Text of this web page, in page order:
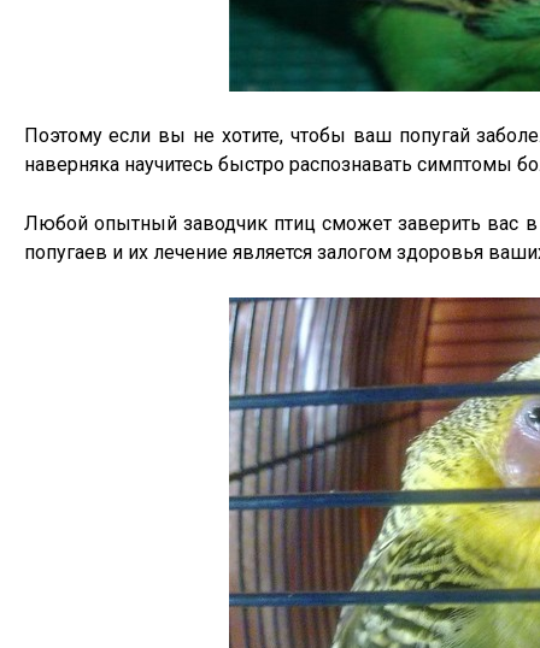
Поэтому если вы не хотите, чтобы ваш попугай
наверняка научитесь быстро распознавать симптомы
Любой опытный заводчик птиц сможет заверить вас
попугаев и их лечение является залогом здоровья